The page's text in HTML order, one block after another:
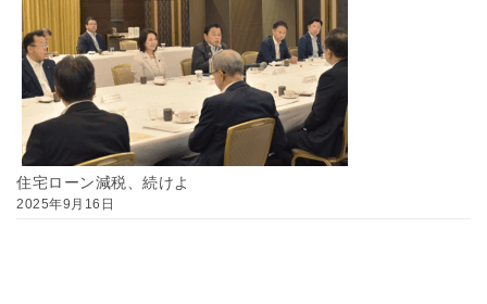
住宅ローン減税、続けよ
2025年9月16日